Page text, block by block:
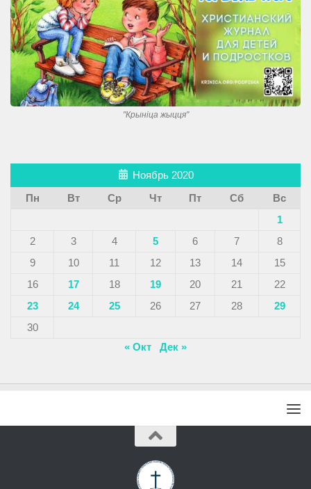
"Крынiца жыцця"
Ноябрь 2020
Пн
Вт Ср Чт Пт Сб
Вс
1
2
3 4 5 6 7
8
9
10 11 12 13 14
15
16
17 18 19 20 21
22
23
24 25 26 27 28
29
30
« Окт
Дек »